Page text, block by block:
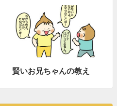
賢いお兄ちゃんの教え